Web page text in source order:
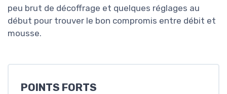
peu brut de décoffrage et quelques réglages au
début pour trouver le bon compromis entre débit et
mousse.
POINTS FORTS